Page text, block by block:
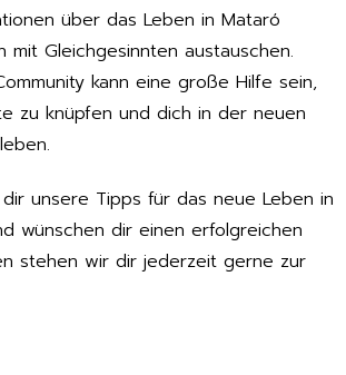
über das Leben in Mataró
mit Gleichgesinnten austauschen.
kann eine große Hilfe sein,
zu knüpfen und dich in der neuen
unsere Tipps für das neue Leben in
wünschen dir einen erfolgreichen
stehen wir dir jederzeit gerne zur